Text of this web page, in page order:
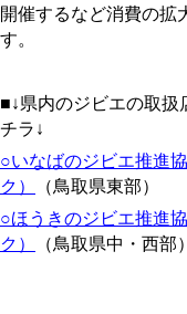
開催するなど消費の拡
す。
■↓県内のジビエの取扱
チラ↓
○いなばのジビエ推進
ク）
（鳥取県東部）
○ほうきのジビエ推進
ク）
（鳥取県中・西部）